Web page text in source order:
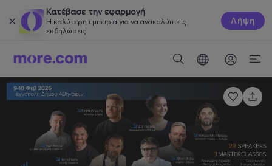
Κατέβασε την εφαρμογή
Η καλύτερη εμπειρία για να ανακαλύπτεις
εκδηλώσεις.
Λήψη